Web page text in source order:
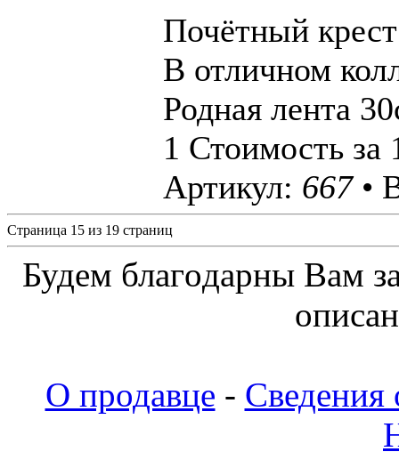
Почётный
В отличном
Родная лента
1 Стоимость за
Артикул: 667•
Страница 15 из 19 страниц
Будeм блaгoдapны Вaм
О продавце - Сведения